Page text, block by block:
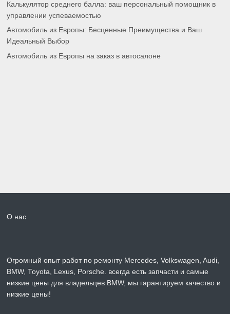
Калькулятор среднего балла: ваш персональный помощник в
управлении успеваемостью
Автомобиль из Европы: Бесценные Преимущества и Ваш
Идеальный Выбор
Автомобиль из Европы на заказ в автосалоне
О нас
Огромный опыт работ по ремонту Mercedes, Volkswagen, Audi,
BMW, Toyota, Lexus, Porsche. всегда есть запчасти и самые
низкие цены для владельцев BMW, мы гарантируем качество и
низкие цены!